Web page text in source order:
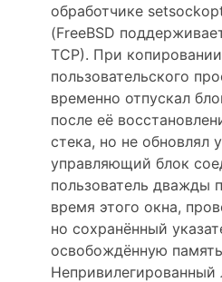
обработчике
(FreeBSD
TCP). При
пользовательского
временно отпускал
после её
стека, но не обновлял
управляющий блок
пользователь дважды
время этого окна,
но сохранённый
освобождённую
Непривилегированный